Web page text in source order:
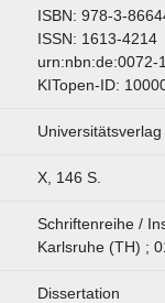
ISBN: 978-3-
ISSN: 1613-4214
urn:nbn:de:0072-
KITopen-ID:
X, 146 S.
Schriftenreihe /
Karlsruhe (TH) ;
Dissertation